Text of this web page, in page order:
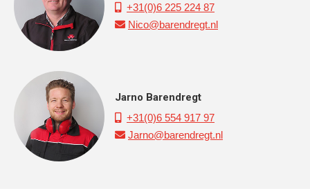
 +31(0)6 225 224 87
 Nico@barendregt.nl
Jarno Barendregt
 +31(0)6 554 917 97
 Jarno@barendregt.nl